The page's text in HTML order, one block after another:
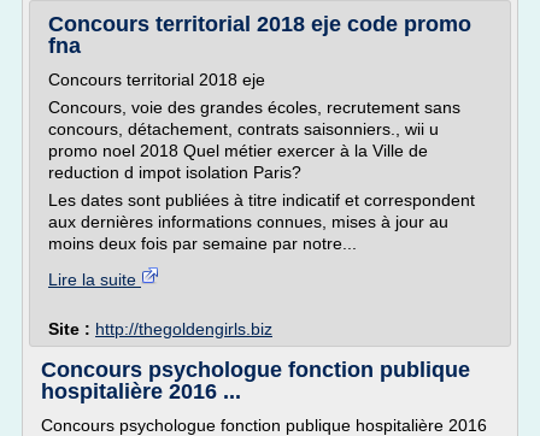
Concours territorial 2018 eje code promo
fna
Concours territorial 2018 eje
Concours, voie des grandes écoles, recrutement sans
concours, détachement, contrats saisonniers., wii u
promo noel 2018 Quel métier exercer à la Ville de
reduction d impot isolation Paris?
Les dates sont publiées à titre indicatif et correspondent
aux dernières informations connues, mises à jour au
moins deux fois par semaine par notre...
Lire la suite
Site : http://thegoldengirls.biz
Concours psychologue fonction publique
hospitalière 2016 ...
Concours psychologue fonction publique hospitalière 2016